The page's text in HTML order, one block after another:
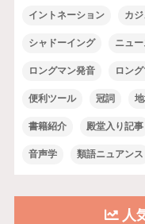
イントネーション カ
シャドーイング ニュー
ロングマン発音 ロン
便利ツール 冠詞
書籍紹介 殿堂入り記事
音声学 類語ニュアンス
人